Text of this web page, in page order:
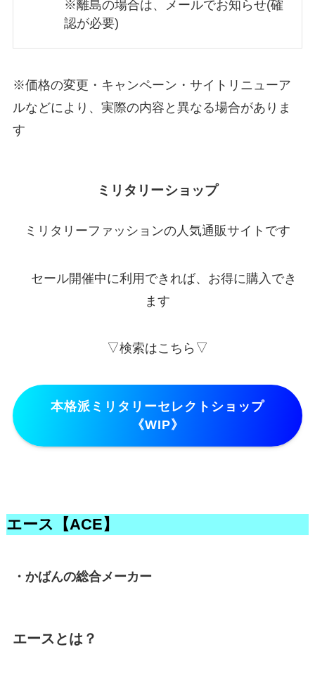
※離島の場合は、メールでお知らせ(確
認が必要)
※価格の変更・キャンペーン・サイトリニューア
ルなどにより、実際の内容と異なる場合がありま
す
ミリタリーショップ
ミリタリーファッションの人気通販サイトです
セール開催中に利用できれば、お得に購入でき
ます
▽検索はこちら▽
本格派ミリタリーセレクトショップ
《WIP》
エース【ACE】
・かばんの総合メーカー
エースとは？